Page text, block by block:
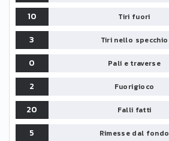
10
Tiri fuori
3
Tiri nello specchio
0
Pali e traverse
2
Fuorigioco
20
Falli fatti
5
Rimesse dal fondo